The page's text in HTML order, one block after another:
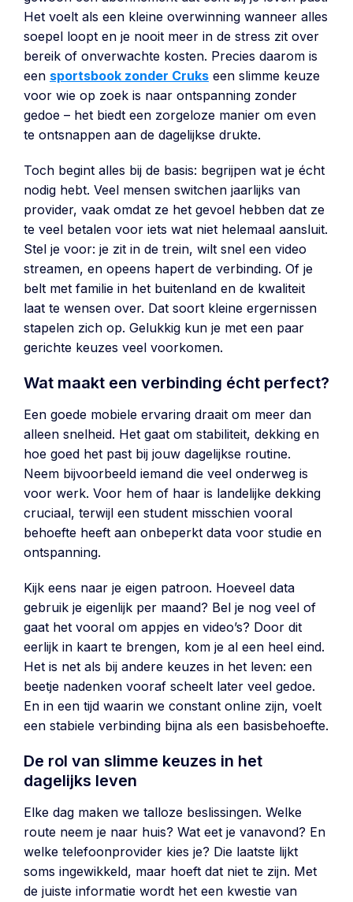
Het voelt als een kleine overwinning wanneer alles
soepel loopt en je nooit meer in de stress zit over
bereik of onverwachte kosten. Precies daarom is
een sportsbook zonder Cruks een slimme keuze
voor wie op zoek is naar ontspanning zonder
gedoe – het biedt een zorgeloze manier om even
te ontsnappen aan de dagelijkse drukte.
Toch begint alles bij de basis: begrijpen wat je écht
nodig hebt. Veel mensen switchen jaarlijks van
provider, vaak omdat ze het gevoel hebben dat ze
te veel betalen voor iets wat niet helemaal aansluit.
Stel je voor: je zit in de trein, wilt snel een video
streamen, en opeens hapert de verbinding. Of je
belt met familie in het buitenland en de kwaliteit
laat te wensen over. Dat soort kleine ergernissen
stapelen zich op. Gelukkig kun je met een paar
gerichte keuzes veel voorkomen.
Wat maakt een verbinding écht perfect?
Een goede mobiele ervaring draait om meer dan
alleen snelheid. Het gaat om stabiliteit, dekking en
hoe goed het past bij jouw dagelijkse routine.
Neem bijvoorbeeld iemand die veel onderweg is
voor werk. Voor hem of haar is landelijke dekking
cruciaal, terwijl een student misschien vooral
behoefte heeft aan onbeperkt data voor studie en
ontspanning.
Kijk eens naar je eigen patroon. Hoeveel data
gebruik je eigenlijk per maand? Bel je nog veel of
gaat het vooral om appjes en video’s? Door dit
eerlijk in kaart te brengen, kom je al een heel eind.
Het is net als bij andere keuzes in het leven: een
beetje nadenken vooraf scheelt later veel gedoe.
En in een tijd waarin we constant online zijn, voelt
een stabiele verbinding bijna als een basisbehoefte.
De rol van slimme keuzes in het
dagelijks leven
Elke dag maken we talloze beslissingen. Welke
route neem je naar huis? Wat eet je vanavond? En
welke telefoonprovider kies je? Die laatste lijkt
soms ingewikkeld, maar hoeft dat niet te zijn. Met
de juiste informatie wordt het een kwestie van